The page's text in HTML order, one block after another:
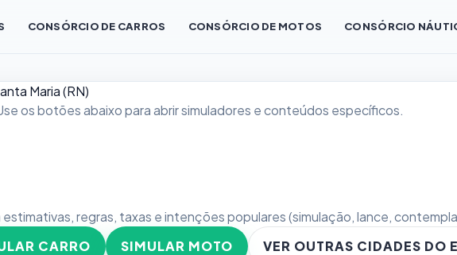
CONSÓRCIO DE CARROS CONSÓRCIO DE MOTOS CONSÓRCIO
Maria (RN)
os botões abaixo para abrir simuladores e conteúdos específicos.
regras, taxas e intenções populares (simulação, lance,
CARRO SIMULAR MOTO
VER OUTRAS CIDADES DO